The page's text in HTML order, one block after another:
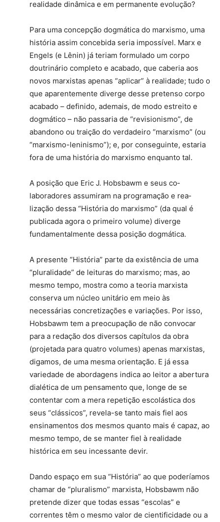
realidade dinâmi­ca e em permanente evolução?
Para uma concepção dogmática do marxis­mo, uma
história assim concebida seria im­possível. Marx e
Engels (e Lênin) já teriam for­mulado um corpo
doutrinário completo e aca­bado, que caberia aos
novos marxistas apenas “aplicar” à realidade; tudo o
que aparente­mente diverge desse pretenso corpo
acabado – definido, ademais, de modo estreito e
dogmático – não passaria de “revisionismo”, de
aban­dono ou traição do verdadeiro “marxismo” (ou
“marxismo-leninismo”); e, por conseguin­te, estaria
fora de uma história do marxismo enquanto tal.
A posição que Eric J. Hobsbawm e seus co­
laboradores assumiram na programação e rea­
lização dessa “História do marxismo” (da qual é
publicada agora o primeiro volume) diverge
fundamentalmente dessa posição dogmática.
A presente “História” parte da existência de uma
“pluralidade” de leituras do marxismo; mas, ao
mesmo tempo, mostra como a teoria mar­xista
conserva um núcleo unitário em meio às
necessárias concretizações e variações. Por is­so,
Hobsbawm tem a preocupação de não con­vocar
para a redação dos diversos capítulos da obra
(projetada para quatro volumes) apenas marxistas,
digamos, de uma mesma orienta­ção. E já essa
variedade de abordagens indica ao leitor a abertura
dialética de um pensamen­to que, longe de se
contentar com a mera repe­tição escolástica dos
seus “clássicos”, revela-se tanto mais fiel aos
ensinamentos dos mesmos quanto mais é capaz, ao
mesmo tempo, de se manter fiel à realidade
histórica em seu inces­sante devir.
Dando espaço em sua “História” ao que po­deríamos
chamar de “pluralismo” marxista, Hobsbawm não
pretende dizer que todas essas “escolas” e
correntes têm o mesmo valor de cientificidade ou a